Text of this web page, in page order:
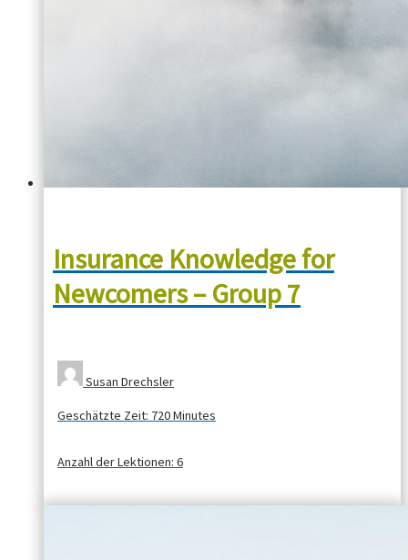
Insurance Knowledge for
Newcomers – Group 7
Susan Drechsler
Geschätzte Zeit: 720 Minutes
Anzahl der Lektionen: 6